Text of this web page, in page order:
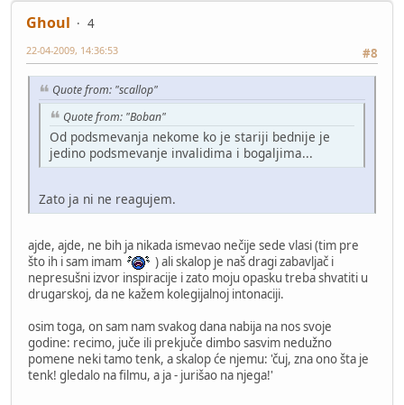
Ghoul
4
#8
22-04-2009, 14:36:53
Quote from: "scallop"
Quote from: "Boban"
Od podsmevanja nekome ko je stariji bednije je
jedino podsmevanje invalidima i bogaljima...
Zato ja ni ne reagujem.
ajde, ajde, ne bih ja nikada ismevao nečije sede vlasi (tim pre
što ih i sam imam
) ali skalop je naš dragi zabavljač i
nepresušni izvor inspiracije i zato moju opasku treba shvatiti u
drugarskoj, da ne kažem kolegijalnoj intonaciji.
osim toga, on sam nam svakog dana nabija na nos svoje
godine: recimo, juče ili prekjuče dimbo sasvim nedužno
pomene neki tamo tenk, a skalop će njemu: 'čuj, zna ono šta je
tenk! gledalo na filmu, a ja - jurišao na njega!'